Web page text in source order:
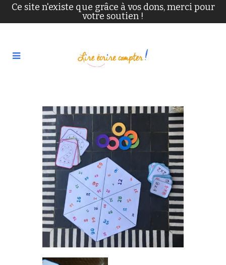
Ce site n'existe que grâce à vos dons, merci pour
votre soutien !